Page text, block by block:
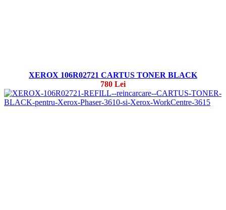
XEROX 106R02721 CARTUS TONER BLACK
780 Lei